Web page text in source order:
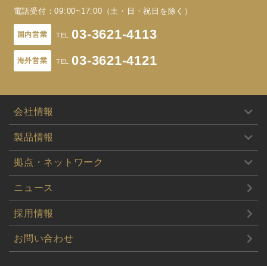
電話受付：09:00~17:00（土・日・祝日を除く）
国内営業 03-3621-4113
海外営業 03-3621-4121
会社情報
製品情報
拠点・ネットワーク
ニュース
採用情報
お問い合わせ